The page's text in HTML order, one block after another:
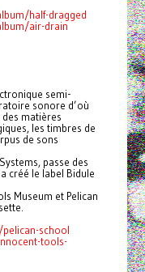
half-dragged
air-drain
semi-
sonore d’où
matières
les timbres de
de sons
passe des
créé le label Bidule
Museum et Pelican
school
tools-